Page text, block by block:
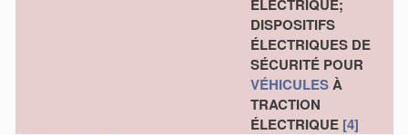
ÉLECTRIQUE;
DISPOSITIFS
ÉLECTRIQUES DE
SÉCURITÉ POUR
VÉHICULESÀ
TRACTION
ÉLECTRIQUE [4]